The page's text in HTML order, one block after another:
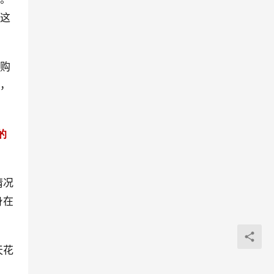
况
在
花